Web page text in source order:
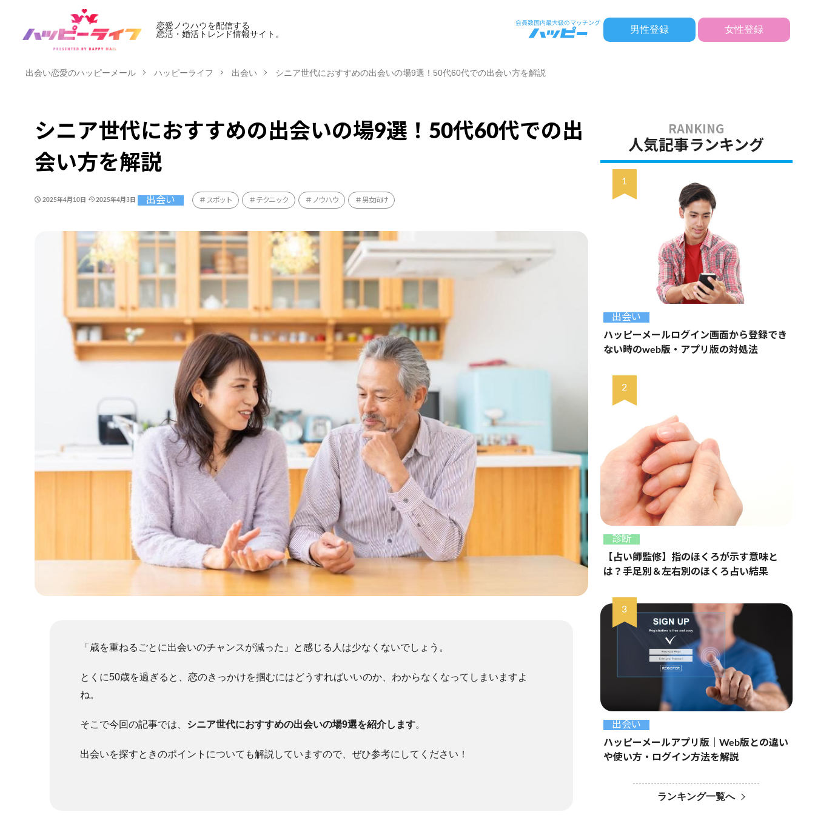
恋愛ノウハウを配信する
恋活・婚活トレンド情報サイト。
男性登録 女性登録
出会い恋愛のハッピーメール ハッピーライフ 出会い シニア世代におすすめの出会いの場9選！50代60代での出会い方を解説
シニア世代におすすめの出会いの場9選！50代60代での出
会い方を解説
2025年4月10日 2025年4月3日 出会い スポット テクニック ノウハウ 男女向け
「歳を重ねるごとに出会いのチャンスが減った」と感じる人は少なくないでしょう。
とくに50歳を過ぎると、恋のきっかけを掴むにはどうすればいいのか、わからなくなってしまいますよ
ね。
そこで今回の記事では、 シニア世代におすすめの出会いの場9選を紹介します。
出会いを探すときのポイントについても解説していますので、ぜひ参考にしてください！
人気記事ランキング
出会い
ハッピーメールログイン画面から登録でき
ない時のweb版・アプリ版の対処法
診断
【占い師監修】指のほくろが示す意味と
は？手足別＆左右別のほくろ占い結果
出会い
ハッピーメールアプリ版｜Web版との違い
や使い方・ログイン方法を解説
ランキング一覧へ